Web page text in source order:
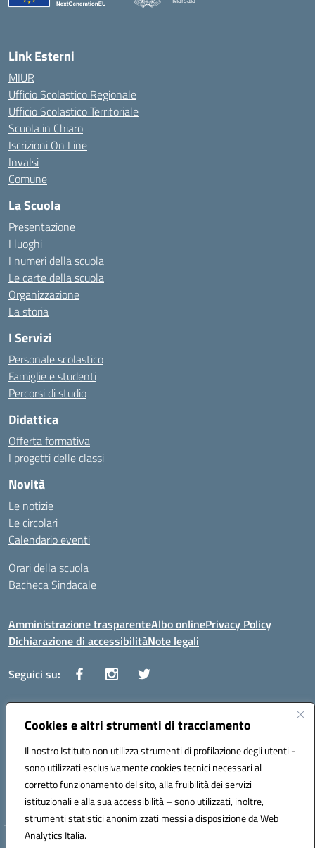
Cookies e altri strumenti di tracciamento
Il nostro Istituto non utilizza strumenti di profilazione degli utenti -
sono utilizzati esclusivamente cookies tecnici necessari al
corretto funzionamento del sito, alla fruibilità dei servizi
istituzionali e alla sua accessibilità – sono utilizzati, inoltre,
strumenti statistici anonimizzati messi a disposizione da Web
Analytics Italia.
Link Esterni
MIUR
Ufficio Scolastico Regionale
Ufficio Scolastico Territoriale
Scuola in Chiaro
Iscrizioni On Line
Invalsi
Comune
La Scuola
Presentazione
I luoghi
I numeri della scuola
Le carte della scuola
Organizzazione
La storia
I Servizi
Personale scolastico
Famiglie e studenti
Percorsi di studio
Didattica
Offerta formativa
I progetti delle classi
Novità
Le notizie
Le circolari
Calendario eventi
Orari della scuola
Bacheca Sindacale
Amministrazione trasparenteAlbo onlinePrivacy Policy
Dichiarazione di accessibilitàNote legali
Seguici su:
Indirizzo:Via Vaccari n.5 e Via Falcone n.20 - 91025 Marsala
Posta elettronica certificata (PEC):tppm03000q@pec.istruzione.it
Codice fiscale: 82004490817
Codice meccanografico: TPPM03000Q